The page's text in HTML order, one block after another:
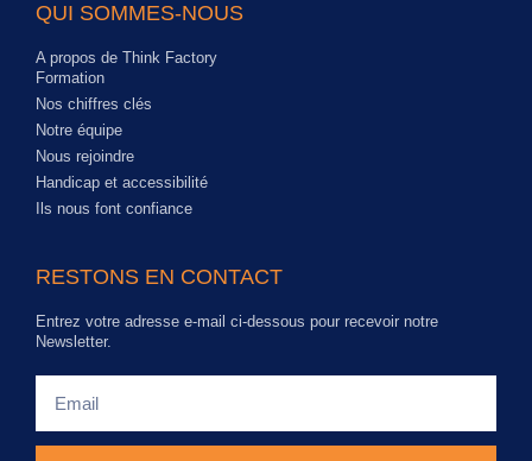
QUI SOMMES-NOUS
A propos de Think Factory
Formation
Nos chiffres clés
Notre équipe
Nous rejoindre
Handicap et accessibilité
Ils nous font confiance
RESTONS EN CONTACT
Entrez votre adresse e-mail ci-dessous pour recevoir notre
Newsletter.